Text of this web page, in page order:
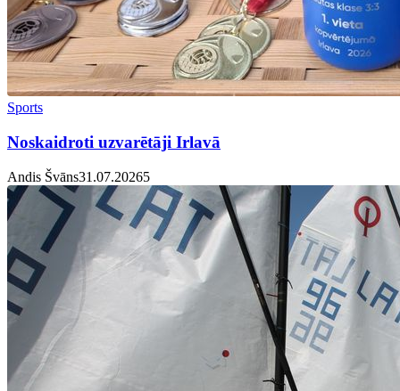
Sports
Noskaidroti uzvarētāji Irlavā
Andis Švāns31.07.20265